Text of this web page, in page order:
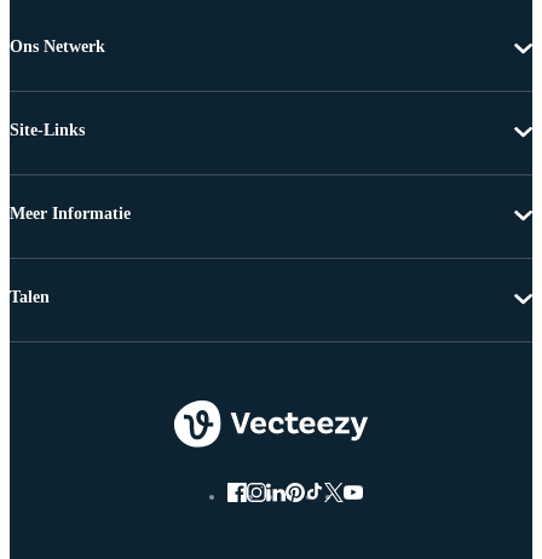
Ons Netwerk
Site-Links
Meer Informatie
Talen